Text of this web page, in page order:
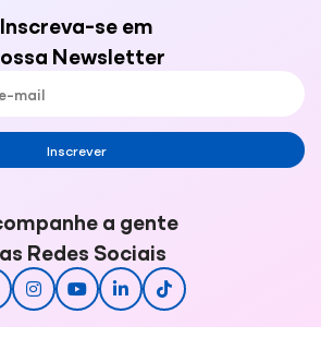
Inscreva-se em
Newsletter
Inscrever
a gente
Redes Sociais